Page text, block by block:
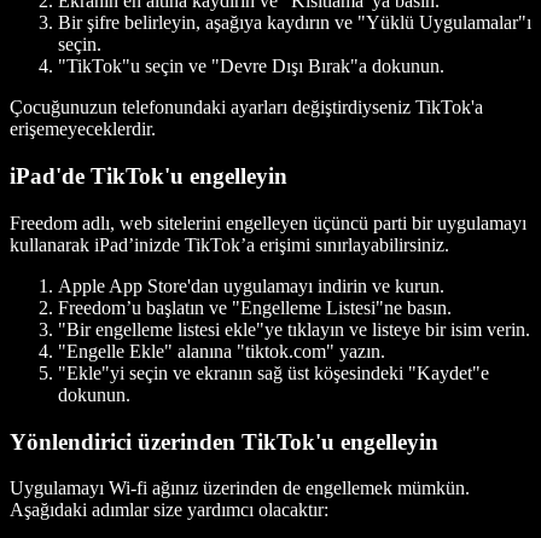
Bir şifre belirleyin, aşağıya kaydırın ve "Yüklü Uygulamalar"ı
seçin.
"TikTok"u seçin ve "Devre Dışı Bırak"a dokunun.
Çocuğunuzun telefonundaki ayarları değiştirdiyseniz TikTok'a
erişemeyeceklerdir.
iPad'de TikTok'u engelleyin
Freedom adlı, web sitelerini engelleyen üçüncü parti bir uygulamayı
kullanarak iPad’inizde TikTok’a erişimi sınırlayabilirsiniz.
Apple App Store'dan uygulamayı indirin ve kurun.
Freedom’u başlatın ve "Engelleme Listesi"ne basın.
"Bir engelleme listesi ekle"ye tıklayın ve listeye bir isim verin.
"Engelle Ekle" alanına "tiktok.com" yazın.
"Ekle"yi seçin ve ekranın sağ üst köşesindeki "Kaydet"e
dokunun.
Yönlendirici üzerinden TikTok'u engelleyin
Uygulamayı Wi-fi ağınız üzerinden de engellemek mümkün.
Aşağıdaki adımlar size yardımcı olacaktır: